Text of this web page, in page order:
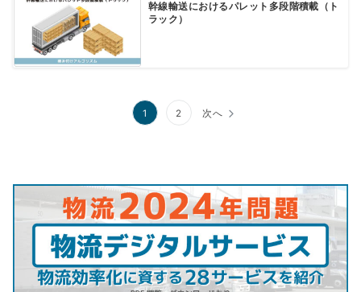
幹線輸送におけるパレット多段階積載（ト
ラック）
ペ
ー
1 2 次へ